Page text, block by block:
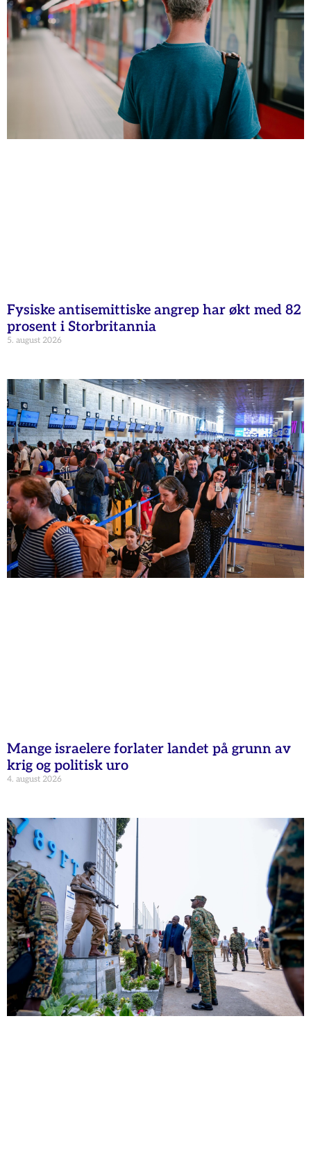
Fysiske antisemittiske angrep har økt med 82
prosent i Storbritannia
5. august 2026
Mange israelere forlater landet på grunn av
krig og politisk uro
4. august 2026